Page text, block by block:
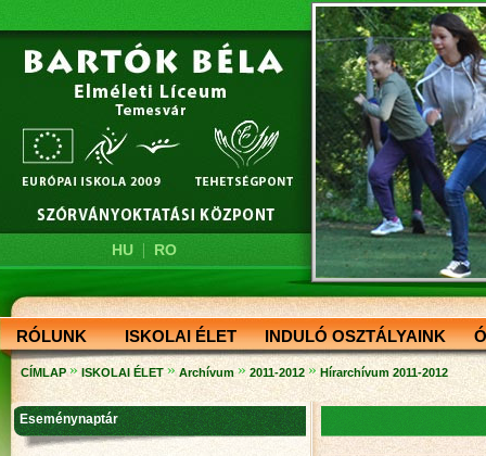
HU| RO
RÓLUNK ISKOLAI ÉLET INDULÓ OSZTÁLYAINK
CÍMLAP » ISKOLAI ÉLET » Archívum » 2011-2012 » Hírarchívum 2011-2012
Eseménynaptár